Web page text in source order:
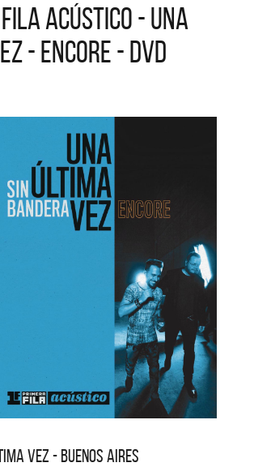
ACÚSTICO - UNA
- ENCORE - DVD
VEZ - BUENOS AIRES